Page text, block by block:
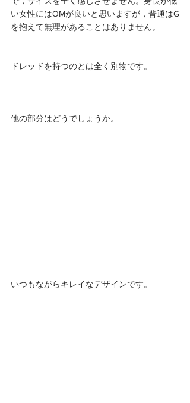
い女性にはOMが良いと思いますが，普通はG
を抱えて無理があることはありません。
ドレッドを持つのとは全く別物です。
他の部分はどうでしょうか。
いつもながらキレイなデザインです。